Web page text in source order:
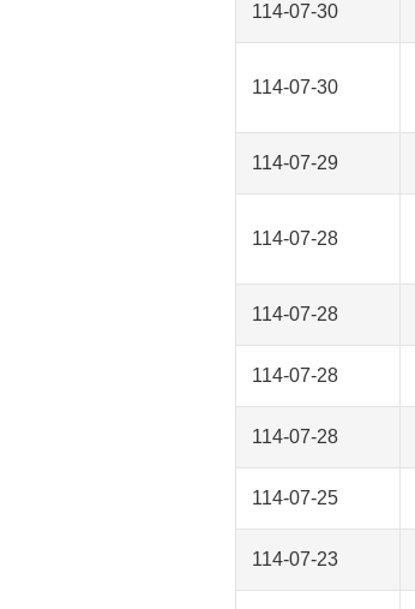
114-07-30
114-07-30
114-07-29
114-07-28
114-07-28
114-07-28
114-07-28
114-07-25
114-07-23